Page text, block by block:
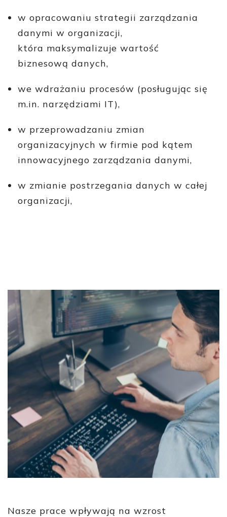
w opracowaniu strategii zarządzania
danymi w organizacji,
która maksymalizuje wartość
biznesową danych,
we wdrażaniu procesów (posługując się
m.in. narzędziami IT),
w przeprowadzaniu zmian
organizacyjnych w firmie pod kątem
innowacyjnego zarządzania danymi,
w zmianie postrzegania danych w całej
organizacji,
Nasze prace wpływają na wzrost